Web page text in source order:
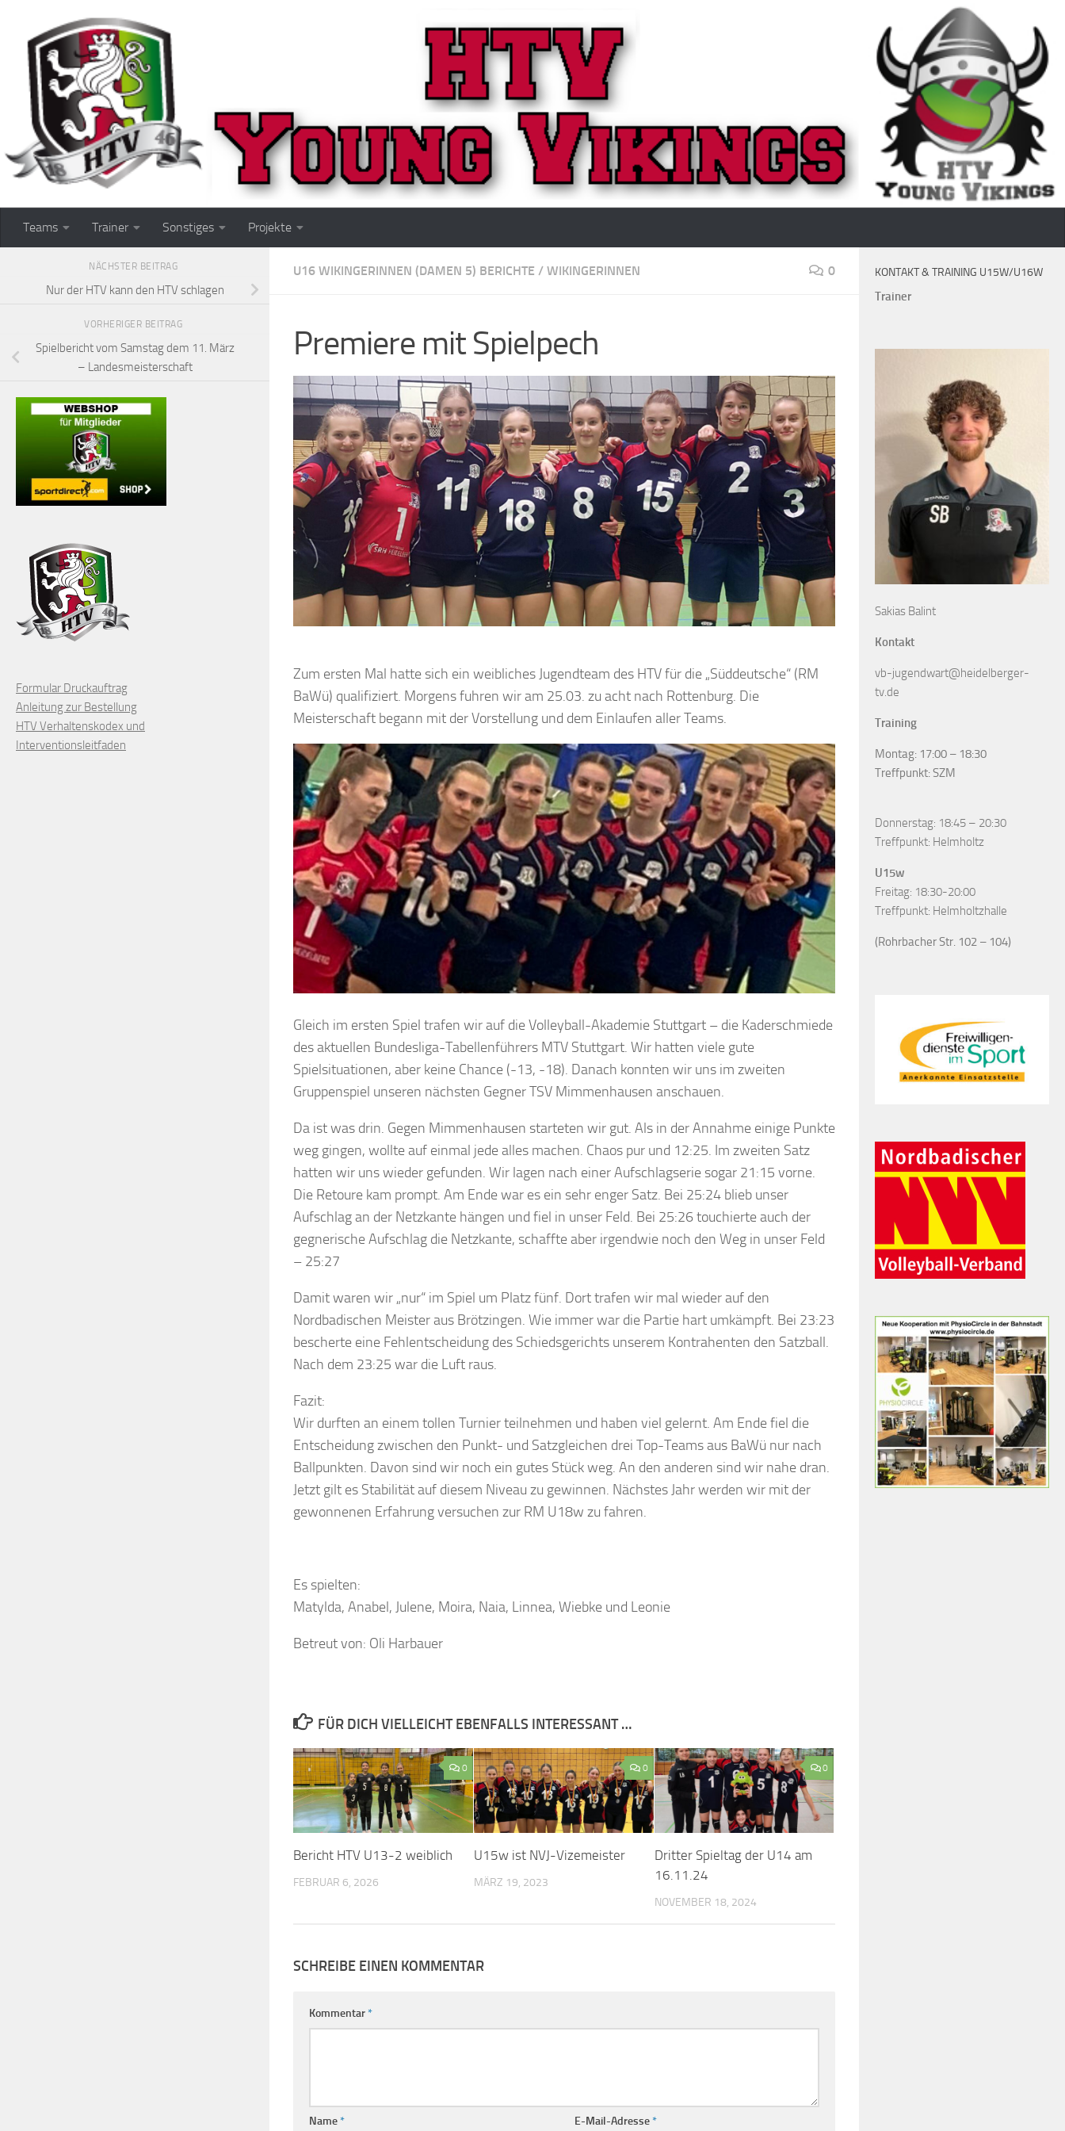
Zum Inhalt springen
Teams Trainer Sonstiges Projekte
U16 WIKINGERINNEN (DAMEN 5) BERICHTE / WIKINGERINNEN 0
Premiere mit Spielpech
Zum ersten Mal hatte sich ein weibliches Jugendteam des HTV für die „Süddeutsche“ (RM
BaWü) qualifiziert. Morgens fuhren wir am 25.03. zu acht nach Rottenburg. Die
Meisterschaft begann mit der Vorstellung und dem Einlaufen aller Teams.
Gleich im ersten Spiel trafen wir auf die Volleyball-Akademie Stuttgart – die Kaderschmiede
des aktuellen Bundesliga-Tabellenführers MTV Stuttgart. Wir hatten viele gute
Spielsituationen, aber keine Chance (-13, -18). Danach konnten wir uns im zweiten
Gruppenspiel unseren nächsten Gegner TSV Mimmenhausen anschauen.
Da ist was drin. Gegen Mimmenhausen starteten wir gut. Als in der Annahme einige Punkte
weg gingen, wollte auf einmal jede alles machen. Chaos pur und 12:25. Im zweiten Satz
hatten wir uns wieder gefunden. Wir lagen nach einer Aufschlagserie sogar 21:15 vorne.
Die Retoure kam prompt. Am Ende war es ein sehr enger Satz. Bei 25:24 blieb unser
Aufschlag an der Netzkante hängen und fiel in unser Feld. Bei 25:26 touchierte auch der
gegnerische Aufschlag die Netzkante, schaffte aber irgendwie noch den Weg in unser Feld
– 25:27
Damit waren wir „nur“ im Spiel um Platz fünf. Dort trafen wir mal wieder auf den
Nordbadischen Meister aus Brötzingen. Wie immer war die Partie hart umkämpft. Bei 23:23
bescherte eine Fehlentscheidung des Schiedsgerichts unserem Kontrahenten den Satzball.
Nach dem 23:25 war die Luft raus.
Fazit:
Wir durften an einem tollen Turnier teilnehmen und haben viel gelernt. Am Ende fiel die
Entscheidung zwischen den Punkt- und Satzgleichen drei Top-Teams aus BaWü nur nach
Ballpunkten. Davon sind wir noch ein gutes Stück weg. An den anderen sind wir nahe dran.
Jetzt gilt es Stabilität auf diesem Niveau zu gewinnen. Nächstes Jahr werden wir mit der
gewonnenen Erfahrung versuchen zur RM U18w zu fahren.
Es spielten:
Matylda, Anabel, Julene, Moira, Naia, Linnea, Wiebke und Leonie
Betreut von: Oli Harbauer
FÜR DICH VIELLEICHT EBENFALLS INTERESSANT …
0
Bericht HTV U13-2 weiblich
FEBRUAR 6, 2026
0
U15w ist NVJ-Vizemeister
MÄRZ 19, 2023
0
Dritter Spieltag der U14 am
16.11.24
NOVEMBER 18, 2024
SCHREIBE EINEN KOMMENTAR
Kommentar*
Name* E-Mail-Adresse*
NÄCHSTER BEITRAG
Nur der HTV kann den HTV schlagen
VORHERIGER BEITRAG
Spielbericht vom Samstag dem 11. März
– Landesmeisterschaft
Formular Druckauftrag
Anleitung zur Bestellung
HTV Verhaltenskodex und
Interventionsleitfaden
KONTAKT & TRAINING U15W/U16W
Trainer
Sakias Balint
Kontakt
vb-jugendwart@heidelberger-
tv.de
Training
Montag: 17:00 – 18:30
Treffpunkt: SZM
Donnerstag: 18:45 – 20:30
Treffpunkt: Helmholtz
U15w
Freitag: 18:30-20:00
Treffpunkt: Helmholtzhalle
(Rohrbacher Str. 102 – 104)